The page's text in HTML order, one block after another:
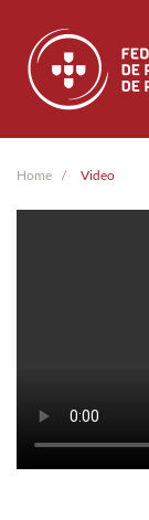
Skip to
Home Video